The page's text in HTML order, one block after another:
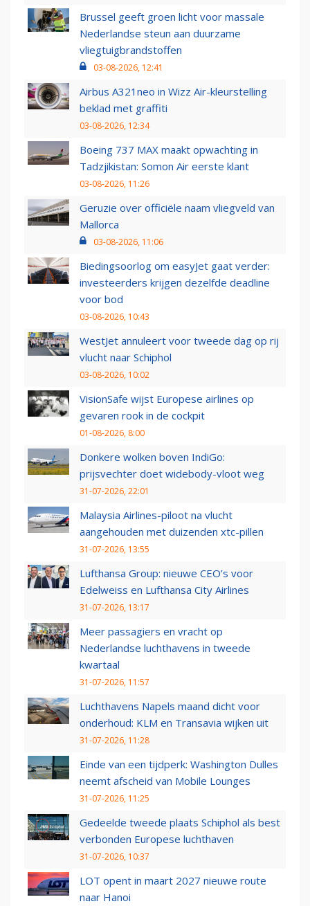
Brussel geeft groen licht voor massale
Nederlandse steun aan duurzame
vliegtuigbrandstoffen
03-08-2026, 12:41
Airbus A321neo in Wizz Air-kleurstelling
beklad met graffiti
03-08-2026, 12:34
Boeing 737 MAX maakt opwachting in
Tadzjikistan: Somon Air eerste klant
03-08-2026, 11:26
Geruzie over officiële naam vliegveld van
Mallorca
03-08-2026, 11:06
Biedingsoorlog om easyJet gaat verder:
investeerders krijgen dezelfde deadline
voor bod
03-08-2026, 10:43
WestJet annuleert voor tweede dag op rij
vlucht naar Schiphol
03-08-2026, 10:02
VisionSafe wijst Europese airlines op
gevaren rook in de cockpit
01-08-2026, 8:00
Donkere wolken boven IndiGo:
prijsvechter doet widebody-vloot weg
31-07-2026, 22:01
Malaysia Airlines-piloot na vlucht
aangehouden met duizenden xtc-pillen
31-07-2026, 13:55
Lufthansa Group: nieuwe CEO’s voor
Edelweiss en Lufthansa City Airlines
31-07-2026, 13:17
Meer passagiers en vracht op
Nederlandse luchthavens in tweede
kwartaal
31-07-2026, 11:57
Luchthavens Napels maand dicht voor
onderhoud: KLM en Transavia wijken uit
31-07-2026, 11:28
Einde van een tijdperk: Washington Dulles
neemt afscheid van Mobile Lounges
31-07-2026, 11:25
Gedeelde tweede plaats Schiphol als best
verbonden Europese luchthaven
31-07-2026, 10:37
LOT opent in maart 2027 nieuwe route
naar Hanoi